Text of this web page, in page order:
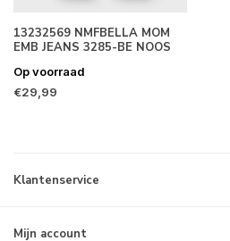
13232569 NMFBELLA MOM
EMB JEANS 3285-BE NOOS
Op voorraad
€29,99
Klantenservice
Mijn account